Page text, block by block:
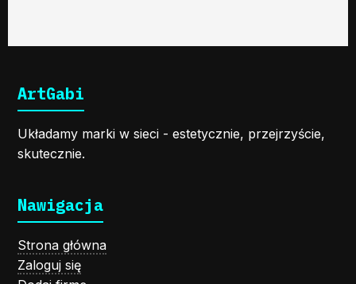
ArtGabi
Układamy marki w sieci - estetycznie, przejrzyście,
skutecznie.
Nawigacja
Strona główna
Zaloguj się